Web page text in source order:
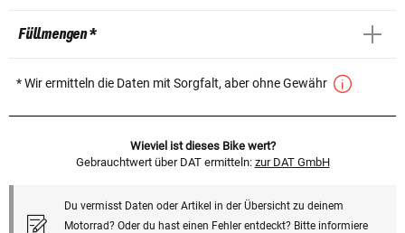
Füllmengen *
* Wir ermitteln die Daten mit Sorgfalt, aber ohne Gewähr
Wieviel ist dieses Bike wert?
Gebrauchtwert über DAT ermitteln: zur DAT GmbH
Du vermisst Daten oder Artikel in der Übersicht zu deinem
Motorrad? Oder du hast einen Fehler entdeckt? Bitte informiere